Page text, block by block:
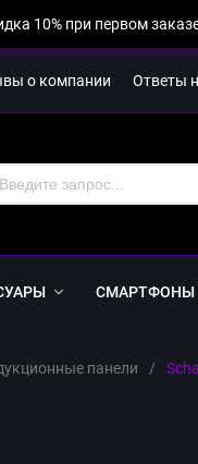
10% при первом
о компании Ответы
СМАРТФОНЫ
панели /